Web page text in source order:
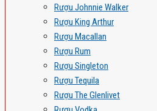
Rượu Johnnie Walker
Rượu King Arthur
Rượu Macallan
Rượu Rum
Rượu Singleton
Rượu Tequila
Rượu The Glenlivet